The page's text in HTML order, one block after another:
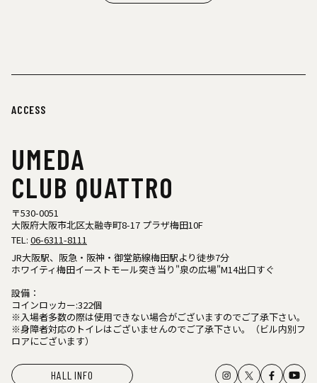
ACCESS
UMEDA
CLUB QUATTRO
〒530-0051
大阪府大阪市北区太融寺町8-17 プラザ梅田10F
TEL: 06-6311-8111
JR大阪駅、阪急・阪神・御堂筋線梅田駅より徒歩7分
ホワイティ梅田イーストモール突き当り"泉の広場"M14出口すぐ
設備：
コインロッカー:322個
※入場者多数の際は使用できない場合がございますのでご了承下さい。
※身障者対応のトイレはございませんのでご了承下さい。（ビル内別フ
ロアにございます）
HALL INFO